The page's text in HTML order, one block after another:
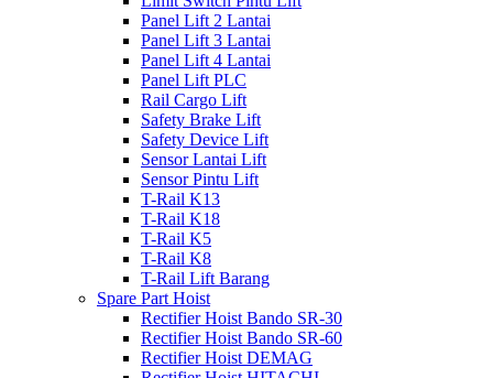
Panel Lift 2 Lantai
Panel Lift 3 Lantai
Panel Lift 4 Lantai
Panel Lift PLC
Rail Cargo Lift
Safety Brake Lift
Safety Device Lift
Sensor Lantai Lift
Sensor Pintu Lift
T-Rail K13
T-Rail K18
T-Rail K5
T-Rail K8
T-Rail Lift Barang
Spare Part Hoist
Rectifier Hoist Bando SR-30
Rectifier Hoist Bando SR-60
Rectifier Hoist DEMAG